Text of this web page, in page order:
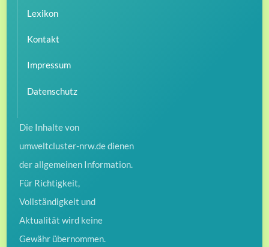
Lexikon
Kontakt
Impressum
Datenschutz
Die Inhalte von
umweltcluster-nrw.de dienen
der allgemeinen Information.
Für Richtigkeit,
Vollständigkeit und
Aktualität wird keine
Gewähr übernommen.